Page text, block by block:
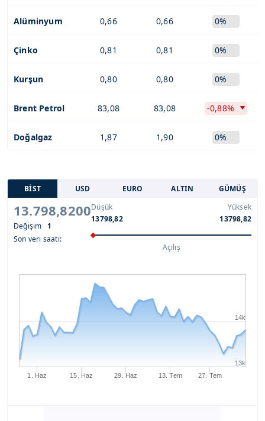
Alüminyum 0,66 0,66 0%
Çinko 0,81 0,81 0%
Kurşun 0,80 0,80 0%
Brent Petrol 83,08 83,08 -0,88%
Doğalgaz 1,87 1,90 0%
BİST USD EURO ALTIN GÜMÜŞ
13.798,8200
Değişim 1
Son veri saati:
Düşük
13798,82
Yüksek
13798,82
Açılış
1. Haz 15. Haz 29. Haz 13. Tem 27. Tem
13k
14k